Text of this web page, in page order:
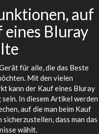
auf
eines Bluray
für alle, die das Beste
Mit den vielen
kann der Kauf eines Bluray
In diesem Artikel werden
auf die man beim Kauf
dass man das
wählt.